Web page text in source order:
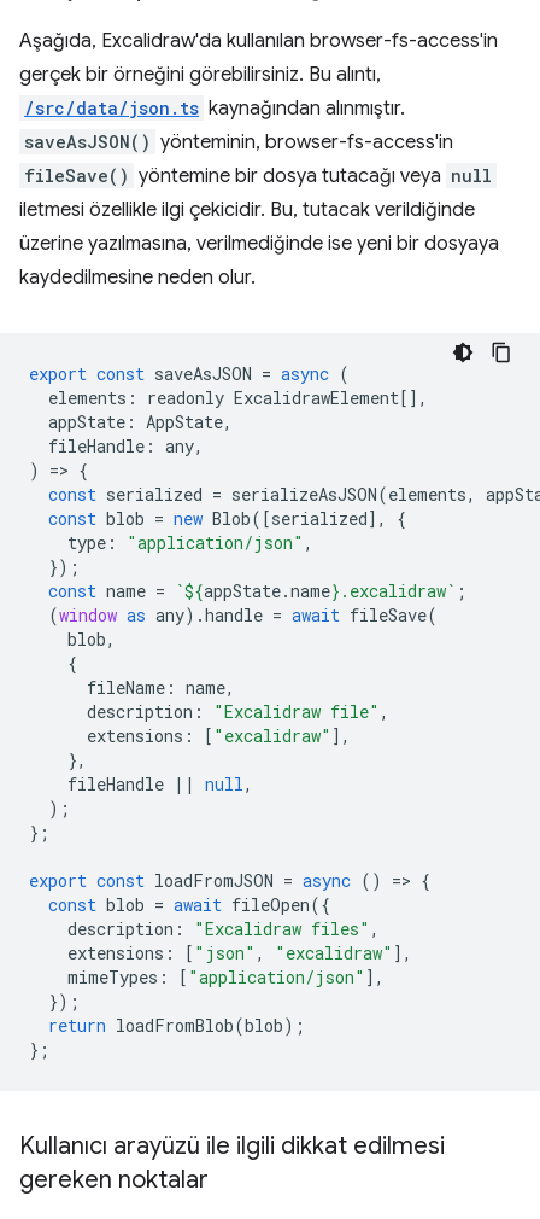
Aşağıda, Excalidraw'da kullanılan browser-fs-access'in
gerçek bir örneğini görebilirsiniz. Bu alıntı,
/src/data/json.ts kaynağından alınmıştır.
saveAsJSON() yönteminin, browser-fs-access'in
fileSave() yöntemine bir dosya tutacağı veya null
iletmesi özellikle ilgi çekicidir. Bu, tutacak verildiğinde
üzerine yazılmasına, verilmediğinde ise yeni bir dosyaya
kaydedilmesine neden olur.
export const saveAsJSON = async (
elements : readonly ExcalidrawElement[],
appState : AppState,
fileHandle : any,
)
=> {
const serialized = serializeAsJSON(elements,
const blob = new Blob([serialized],
{
type : "application/json" ,
});
const name = `${appState.name} .excalidraw` ;
(window as any).handle = await fileSave(
blob,
{
fileName : name,
description : "Excalidraw file" ,
extensions : [ "excalidraw" ],
},
fileHandle || null ,
);
};
export const loadFromJSON = async () => {
const blob = await fileOpen({
description : "Excalidraw files" ,
extensions : [ "json" , "excalidraw" ],
mimeTypes : [ "application/json" ],
});
return loadFromBlob(blob);
};
Kullanıcı arayüzü ile ilgili dikkat edilmesi
gereken noktalar